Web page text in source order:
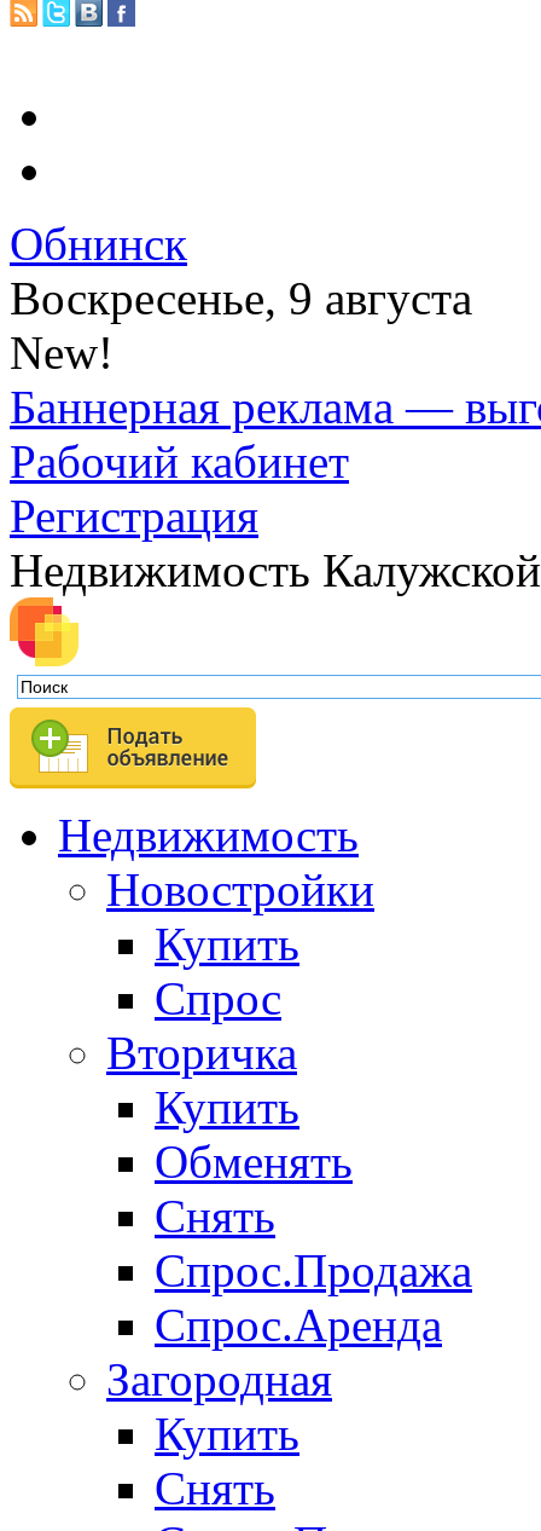
Обнинск
Воскресенье, 9 августа
New!
Баннерная реклама —
Рабочий кабинет
Регистрация
Недвижимость
Недвижимость
Новостройки
Купить
Спрос
Вторичка
Купить
Обменять
Снять
Спрос.Продажа
Спрос.Аренда
Загородная
Купить
Снять